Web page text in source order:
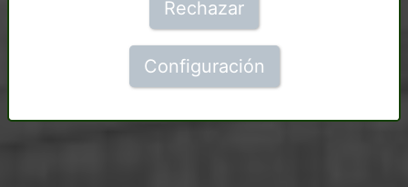
Rechazar
Configuración